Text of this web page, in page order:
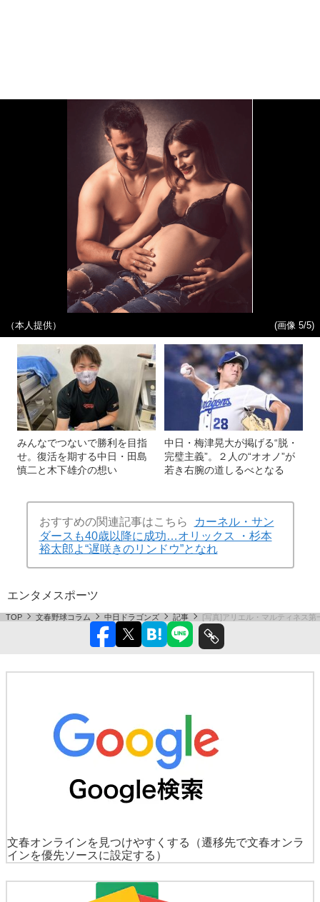
（本人提供） (画像 5/5)
みんなでつないで勝利を目指
せ。復活を期する中日・田島
慎二と木下雄介の想い
中日・梅津晃大が掲げる“脱・
完璧主義”。２人の“オオノ”が
若き右腕の道しるべとなる
おすすめの関連記事はこちら
カーネル・サン
ダースも40歳以降に成功…オリックス ・杉本
裕太郎よ“遅咲きのリンドウ”となれ
エンタメ スポーツ
TOP 文春野球コラム 中日ドラゴンズ 記事 [写真]アリエル・マルティネス
文春オンラインを見つけやすくする
（遷移先で文春オンラ
インを優先ソースに設定する）